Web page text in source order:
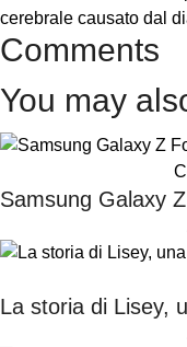
Comments
You may
Samsung Galaxy
La storia di Lisey,